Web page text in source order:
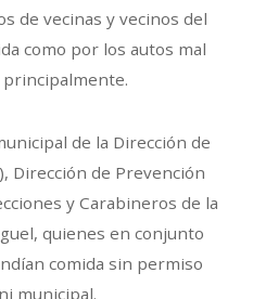
de vecinas y vecinos del
como por los autos mal
principalmente.
de la Dirección de
Dirección de Prevención
y Carabineros de la
quienes en conjunto
comida sin permiso
municipal.